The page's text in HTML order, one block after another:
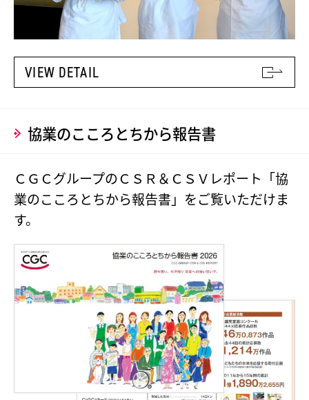
VIEW DETAIL
協業のこころとちから報告書
ＣＧＣグループのＣＳＲ＆ＣＳＶレポート「協
業のこころとちから報告書」をご覧いただけま
す。